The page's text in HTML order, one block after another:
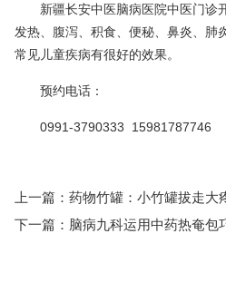
新疆长安中医脑病医院中医门诊
发热、腹泻、积食、便秘、鼻炎、肺
常见儿童疾病有很好的效果。
预约电话：
0991-3790333 15981787746
上一篇： 药物竹罐：小竹罐拔走大
下一篇： 脑病九科运用中药热奄包